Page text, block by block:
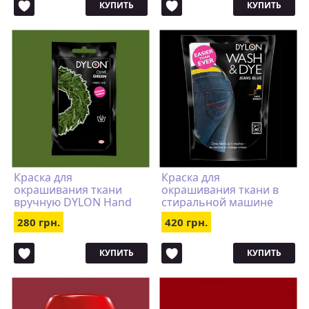
КУПИТЬ КУПИТЬ
Краска для
окрашивания ткани
вручную DYLON Hand
Use Olive Green
280 грн.
КУПИТЬ
Краска для
окрашивания ткани в
стиральной машине
DYLON Wash & Dye Jeans
Blue
420 грн.
КУПИТЬ